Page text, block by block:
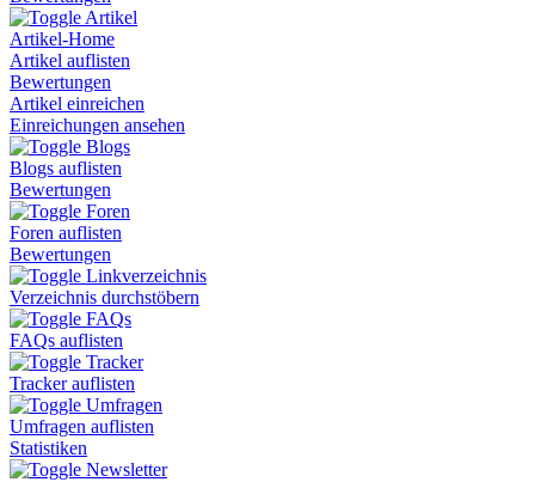
Artikel
Artikel-Home
Artikel auflisten
Bewertungen
Artikel einreichen
Einreichungen ansehen
Blogs
Blogs auflisten
Bewertungen
Foren
Foren auflisten
Bewertungen
Linkverzeichnis
Verzeichnis durchstöbern
FAQs
FAQs auflisten
Tracker
Tracker auflisten
Umfragen
Umfragen auflisten
Statistiken
Newsletter